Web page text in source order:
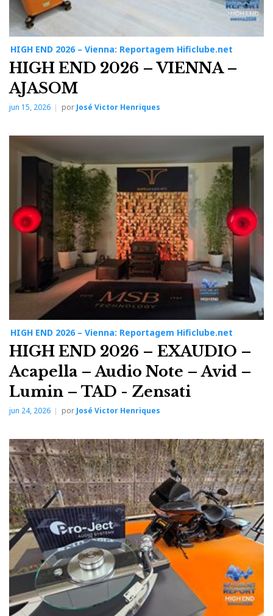
HIGH END 2026 – Vienna: Reportagem Hificlube.net
HIGH END 2026 – VIENNA –
AJASOM
jun 15, 2026 por José Victor Henriques
HIGH END 2026 – Vienna: Reportagem Hificlube.net
HIGH END 2026 – EXAUDIO –
Acapella – Audio Note – Avid –
Lumin – TAD - Zensati
jun 24, 2026 por José Victor Henriques